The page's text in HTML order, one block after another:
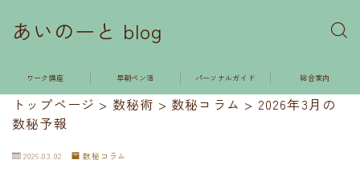
あいのーと blog
ワーク講座 早朝ペン活 パーソナルガイド 総合案内
トップページ > 数秘術 > 数秘コラム > 2026年3月の
数秘予報
2026.03.02 数秘コラム